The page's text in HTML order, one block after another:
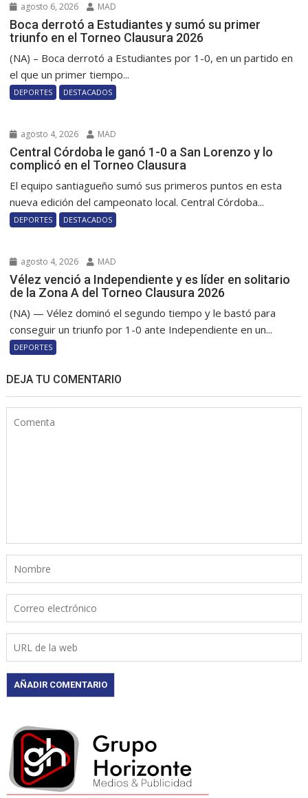
agosto 6, 2026 MAD
Boca derrotó a Estudiantes y sumó su primer
triunfo en el Torneo Clausura 2026
(NA) – Boca derrotó a Estudiantes por 1-0, en un partido en
el que un primer tiempo...
DEPORTES DESTACADOS
agosto 4, 2026 MAD
Central Córdoba le ganó 1-0 a San Lorenzo y lo
complicó en el Torneo Clausura
El equipo santiagueño sumó sus primeros puntos en esta
nueva edición del campeonato local. Central Córdoba...
DEPORTES DESTACADOS
agosto 4, 2026 MAD
Vélez venció a Independiente y es líder en solitario
de la Zona A del Torneo Clausura 2026
(NA) — Vélez dominó el segundo tiempo y le bastó para
conseguir un triunfo por 1-0 ante Independiente en un...
DEPORTES
DEJA TU COMENTARIO